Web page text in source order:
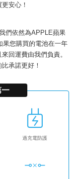
安心！
們依然為APPLE蘋果
果您購買的電池在一年
回運費由我們負責。
承諾更好！
過充電防護